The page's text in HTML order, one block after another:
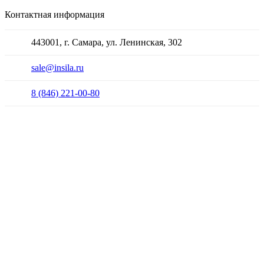
Контактная информация
443001, г. Самара, ул. Ленинская, 302
sale@insila.ru
8 (846) 221-00-80